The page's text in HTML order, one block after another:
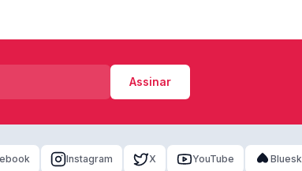
Assinar
Instagram X YouTube